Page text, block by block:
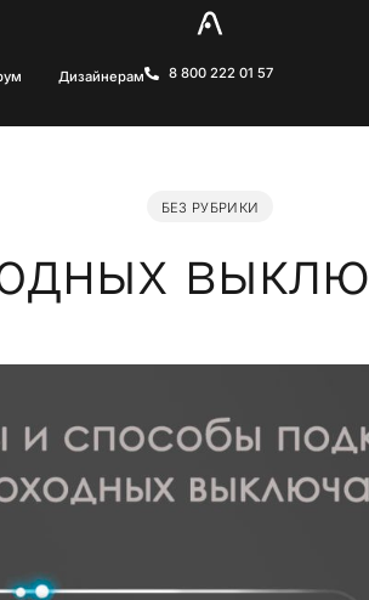
Дизайнерам 8 800 222 01 57
БЕЗ РУБРИКИ